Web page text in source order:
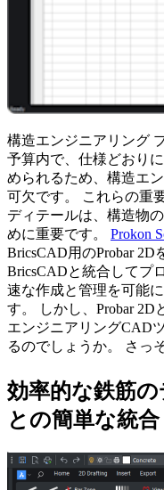
構造エンジニアリング
予算内で、仕様どおり
められるため、構造エ
可欠です。 これらの重
ディテールは、構造物
めに重要です。 Prokon
BricsCAD用のProbar 2D
BricsCADと統合してプ
速な作成と管理を可能
す。 しかし、Probar
エンジニアリングCAD
るのでしょうか。 さっ
効率的な鉄筋
との簡単な統合